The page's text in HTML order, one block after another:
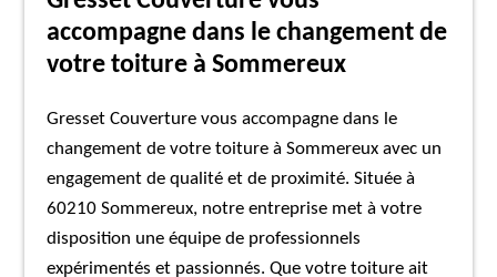
accompagne dans le changement de
votre toiture à Sommereux
Gresset Couverture vous accompagne dans le
changement de votre toiture à Sommereux avec un
engagement de qualité et de proximité. Située à
60210 Sommereux, notre entreprise met à votre
disposition une équipe de professionnels
expérimentés et passionnés. Que votre toiture ait